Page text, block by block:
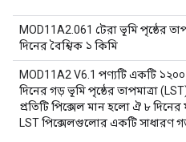
MOD11A2.061 টেরা ভূমি পৃষ্ঠের
দিনের বৈশ্বিক ১ কিমি
MOD11A2 V6.1 পণ্যটি একটি
দিনের গড় ভূমি পৃষ্ঠের তাপমাত্রা
প্রতিটি পিক্সেল মান হলো ঐ ৮ দিনের
LST পিক্সেলগুলোর একটি সাধারণ